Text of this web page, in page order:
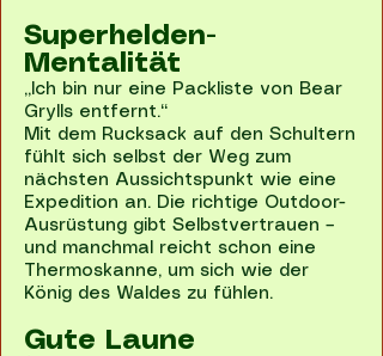
Superhelden-
Mentalität
„Ich bin nur eine Packliste von Bear
Grylls entfernt.“
Mit dem Rucksack auf den Schultern
fühlt sich selbst der Weg zum
nächsten Aussichtspunkt wie eine
Expedition an. Die richtige Outdoor-
Ausrüstung gibt Selbstvertrauen –
und manchmal reicht schon eine
Thermoskanne, um sich wie der
König des Waldes zu fühlen.
Gute Laune